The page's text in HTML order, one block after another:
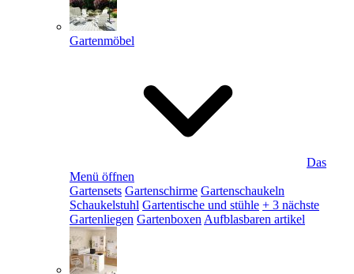
Gartenmöbel
Das
Menü öffnen
Gartensets Gartenschirme Gartenschaukeln
Schaukelstuhl Gartentische und stühle + 3 nächste
Gartenliegen Gartenboxen Aufblasbaren artikel